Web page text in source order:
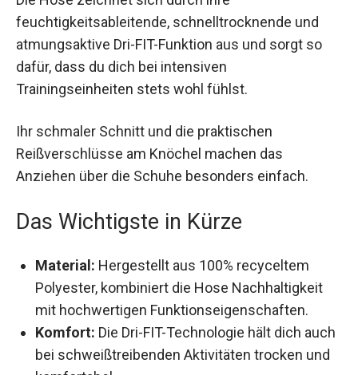
feuchtigkeitsableitende, schnelltrocknende und
atmungsaktive Dri-FIT-Funktion aus und sorgt so
dafür, dass du dich bei intensiven
Trainingseinheiten stets wohl fühlst.
Reißverschlüsse am Knöchel machen das
Anziehen über die Schuhe besonders einfach.
Das Wichtigste in Kürze
Polyester, kombiniert die Hose Nachhaltigkeit
mit hochwertigen Funktionseigenschaften.
Komfort:Die Dri-FIT-Technologie hält dich
auch bei schweißtreibenden Aktivitäten
trocken und komfortabel.